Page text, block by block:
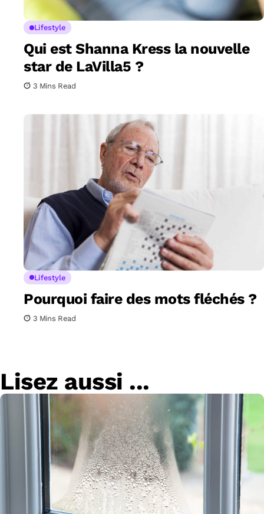
Lifestyle
Qui est Shanna Kress la nouvelle
star de LaVilla5 ?
3 Mins Read
Lifestyle
Pourquoi faire des mots fléchés ?
3 Mins Read
Lisez aussi ...